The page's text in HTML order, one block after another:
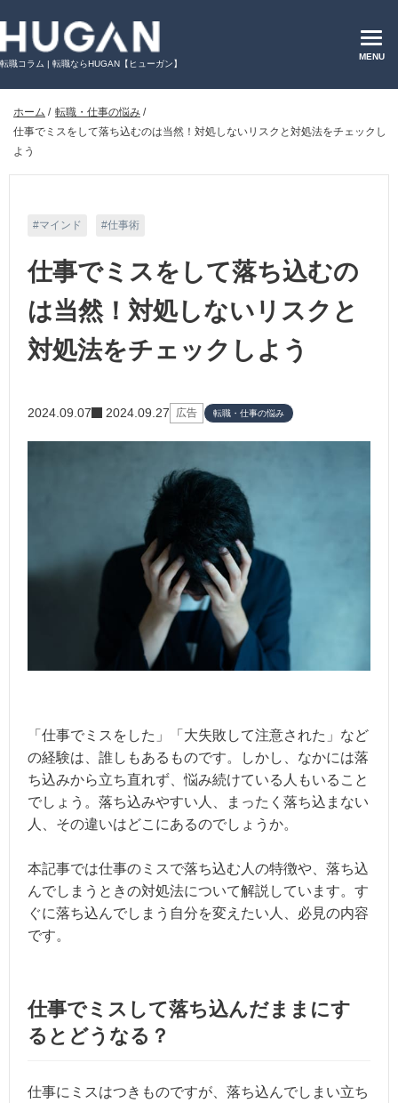
転職コラム | 転職ならHUGAN【ヒューガン】
MENU
ホーム / 転職・仕事の悩み /
仕事でミスをして落ち込むのは当然！対処しないリスクと対処法をチェックし
よう
マインド 仕事術
仕事でミスをして落ち込むの
は当然！対処しないリスクと
対処法をチェックしよう
2024.09.07 2024.09.27 広告 転職・仕事の悩み
「仕事でミスをした」「大失敗して注意された」など
の経験は、誰しもあるものです。しかし、なかには落
ち込みから立ち直れず、悩み続けている人もいること
でしょう。落ち込みやすい人、まったく落ち込まない
人、その違いはどこにあるのでしょうか。
本記事では仕事のミスで落ち込む人の特徴や、落ち込
んでしまうときの対処法について解説しています。す
ぐに落ち込んでしまう自分を変えたい人、必見の内容
です。
仕事でミスして落ち込んだままにす
るとどうなる？
仕事にミスはつきものですが、落ち込んでしまい立ち